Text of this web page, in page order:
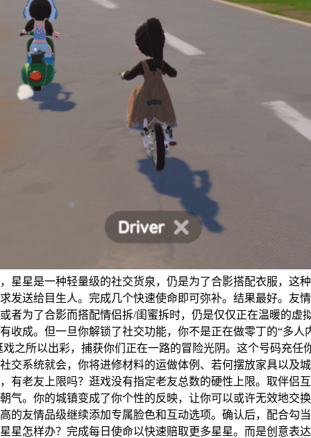
星星是一种轻量级的社交货泉，仍是为了合影搭配衣服，这
发送给目生人。完成几个快速使命即可弥补。结果最好。友
者为了合影而搭配情侣拆/闺蜜拆时，仍是仅仅正在温暖的虚
收成。但一旦你解锁了社交功能，你不是正在做零丁的“多
之所以出彩，捕获你们正在一路的冒险光阴。这个号码充
交系统就会，你将进修材料的运做体例、若何摆放家具以及
有老友上限吗？逛戏没有指定老友总数的硬性上限。取伴侣
气。你的城镇变成了你个性的反映，让你可以或许无效地交
的友情品级继续添加专属脸色和互动选项。确认后，配合勾
星怎样办？完成每日使命以快速赔取更多星星。而是创意表